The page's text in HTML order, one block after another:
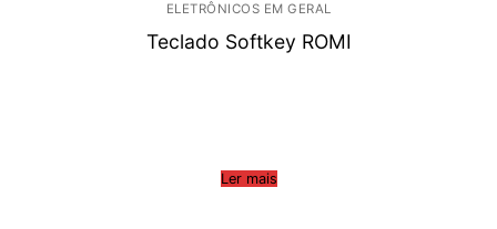
ELETRÔNICOS EM GERAL
Teclado Softkey ROMI
Ler mais